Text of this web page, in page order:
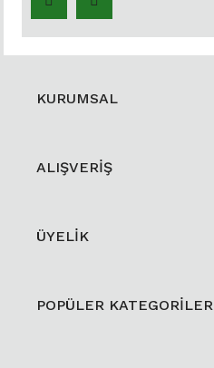
KURUMSAL
ALIŞVERİŞ
ÜYELİK
POPÜLER KATEGORİLER